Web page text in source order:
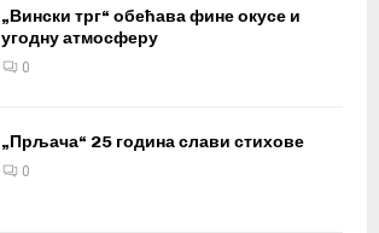
„Вински трг“ обећава фине окусе и
угодну атмосферу
0
„Прљача“ 25 година слави стихове
0